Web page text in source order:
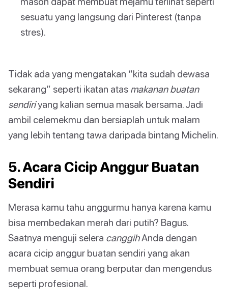
sesuatu yang langsung dari Pinterest (tanpa
stres).
Tidak ada yang mengatakan “kita sudah dewasa
sekarang” seperti ikatan atas makanan buatan
sendiriyang kalian semua masak bersama. Jadi
ambil celemekmu dan bersiaplah untuk malam
yang lebih tentang tawa daripada bintang Michelin.
5. Acara Cicip Anggur Buatan
Sendiri
Merasa kamu tahu anggurmu hanya karena kamu
bisa membedakan merah dari putih? Bagus.
Saatnya menguji selera canggihAnda dengan
acara cicip anggur buatan sendiri yang akan
membuat semua orang berputar dan mengendus
seperti profesional.